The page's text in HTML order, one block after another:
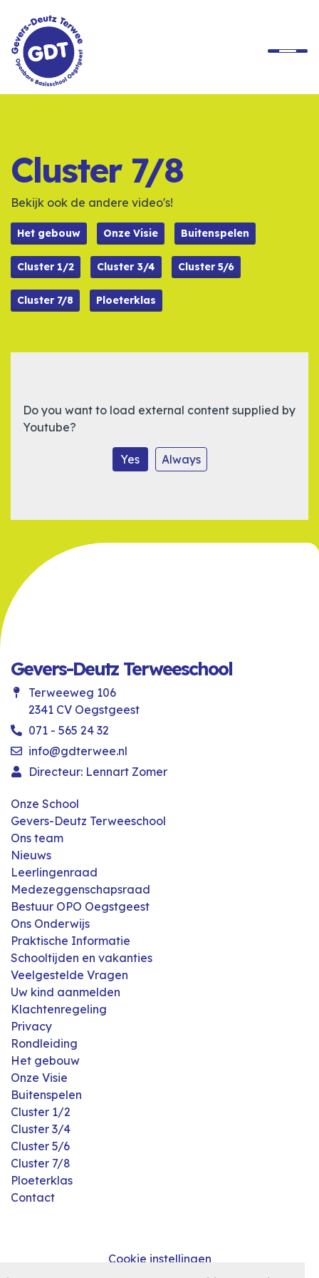
Ons Onderwijs
Praktische Informatie
Rondleiding
Contact
Cluster 7/8
Bekijk ook de andere video's!
Het gebouw Onze Visie Buitenspelen
Cluster 1/2 Cluster 3/4 Cluster 5/6
Cluster 7/8 Ploeterklas
Do you want to load external content supplied by
Youtube?
Yes Always
Gevers-Deutz Terweeschool
Terweeweg 106
2341 CV Oegstgeest
071 - 565 24 32
info@gdterwee.nl
Directeur: Lennart Zomer
Onze School
Gevers-Deutz Terweeschool
Ons team
Nieuws
Leerlingenraad
Medezeggenschapsraad
Bestuur OPO Oegstgeest
Ons Onderwijs
Praktische Informatie
Schooltijden en vakanties
Veelgestelde Vragen
Uw kind aanmelden
Klachtenregeling
Privacy
Rondleiding
Het gebouw
Onze Visie
Buitenspelen
Cluster 1/2
Cluster 3/4
Cluster 5/6
Cluster 7/8
Ploeterklas
Contact
Cookie instellingen